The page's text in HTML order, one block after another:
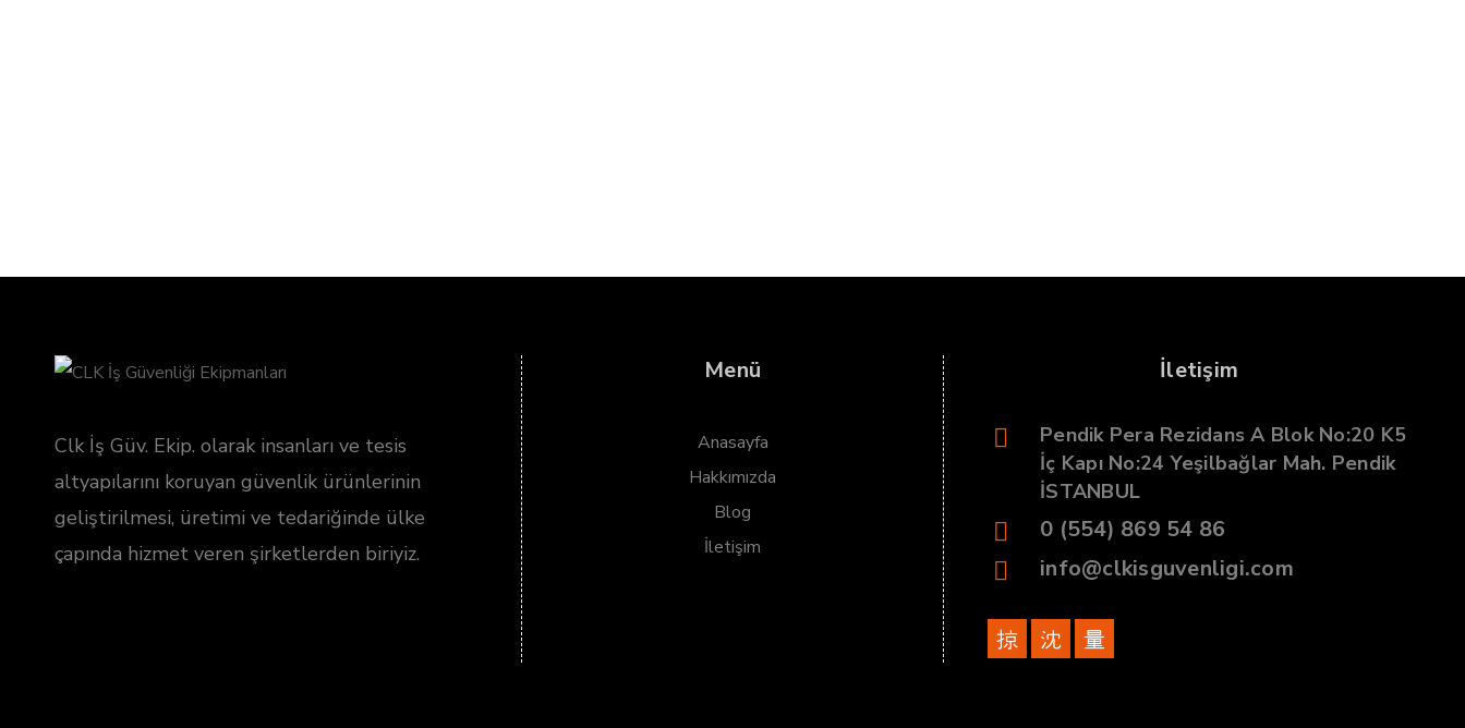
Clk İş Güv. Ekip. olarak insanları ve tesis
altyapılarını koruyan güvenlik ürünlerinin
geliştirilmesi, üretimi ve tedariğinde ülke
çapında hizmet veren şirketlerden biriyiz.
Menü
Anasayfa
Hakkımızda
Blog
İletişim
İletişim
Pendik Pera Rezidans A Blok No:20 K5
İç Kapı No:24 Yeşilbağlar Mah. Pendik
İSTANBUL
0 (554) 869 54 86
info@clkisguvenligi.com